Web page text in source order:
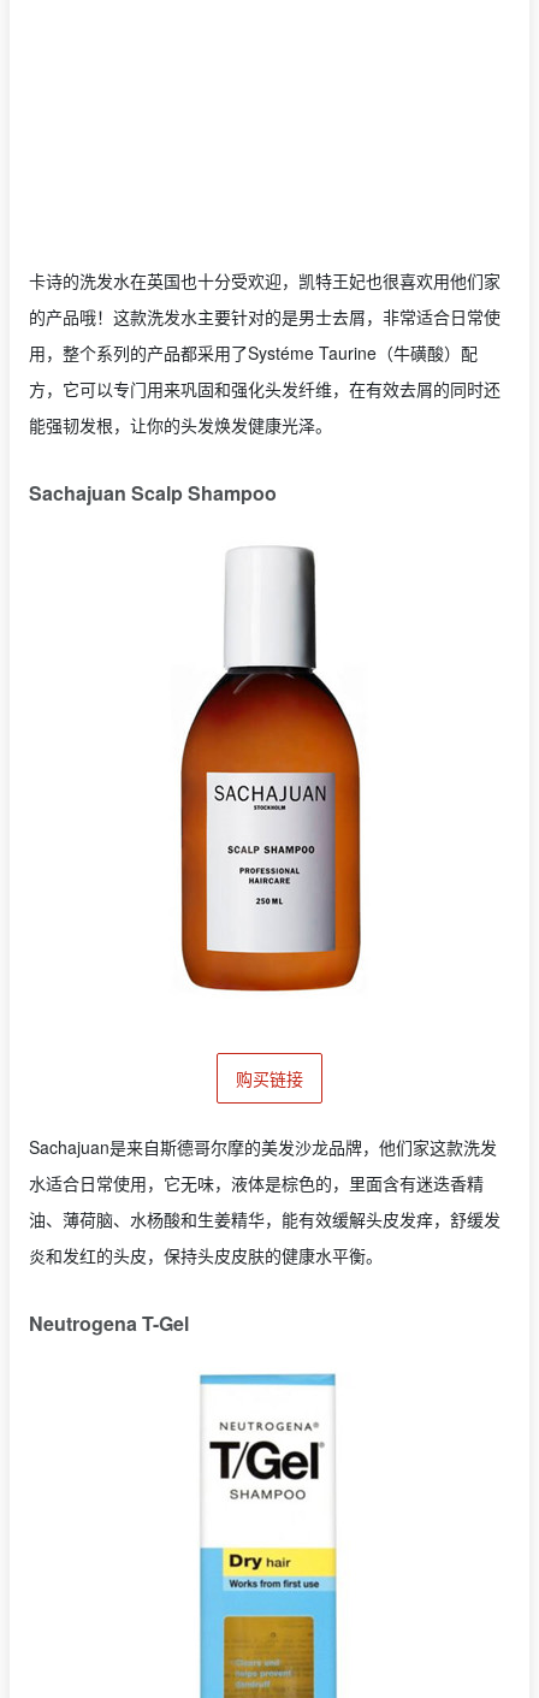
卡诗的洗发水在英国也十分受欢迎，凯特王妃也很喜欢用他们家
的产品哦！这款洗发水主要针对的是男士去屑，非常适合日常使
用，整个系列的产品都采用了Systéme Taurine（牛磺酸）配
方，它可以专门用来巩固和强化头发纤维，在有效去屑的同时还
能强韧发根，让你的头发焕发健康光泽。
Sachajuan Scalp Shampoo
购买链接
Sachajuan是来自斯德哥尔摩的美发沙龙品牌，他们家这款洗发
水适合日常使用，它无味，液体是棕色的，里面含有迷迭香精
油、薄荷脑、水杨酸和生姜精华，能有效缓解头皮发痒，舒缓发
炎和发红的头皮，保持头皮皮肤的健康水平衡。
Neutrogena T-Gel